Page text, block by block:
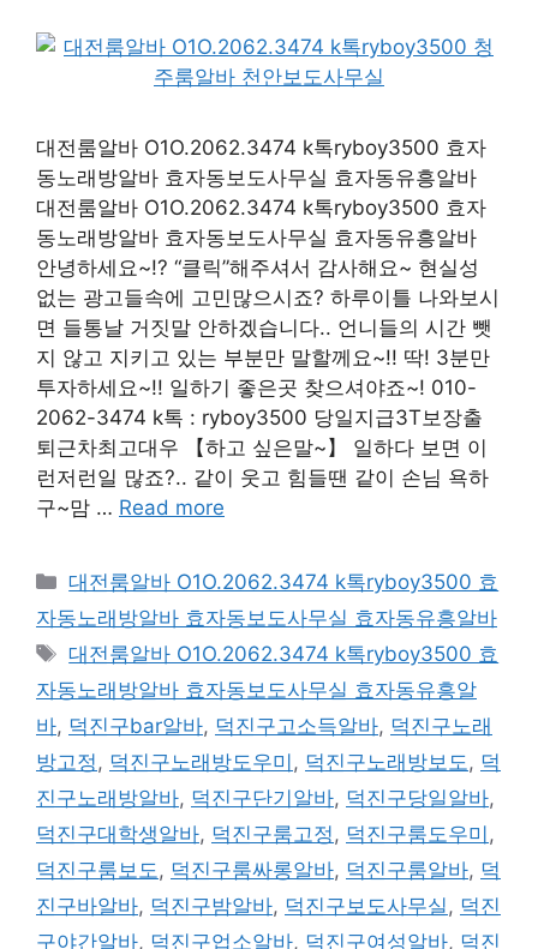
대전룸알바 O1O.2062.3474 k톡ryboy3500 효자
동노래방알바 효자동보도사무실 효자동유흥알바
대전룸알바 O1O.2062.3474 k톡ryboy3500 효자
동노래방알바 효자동보도사무실 효자동유흥알바
안녕하세요~!? “클릭”해주셔서 감사해요~ 현실성
없는 광고들속에 고민많으시죠? 하루이틀 나와보시
면 들통날 거짓말 안하겠습니다.. 언니들의 시간 뺏
지 않고 지키고 있는 부분만 말할께요~!! 딱! 3분만
투자하세요~!! 일하기 좋은곳 찾으셔야죠~! 010-
2062-3474 k톡 : ryboy3500 당일지급3T보장출
퇴근차최고대우 【하고 싶은말~】 일하다 보면 이
런저런일 많죠?.. 같이 웃고 힘들땐 같이 손님 욕하
구~맘 … Read more
카
테
고
리
대전룸알바 O1O.2062.3474 k톡ryboy3500 효
자동노래방알바 효자동보도사무실 효자동유흥알바
태
그
대전룸알바 O1O.2062.3474 k톡ryboy3500 효
자동노래방알바 효자동보도사무실 효자동유흥알
바, 덕진구bar알바, 덕진구고소득알바, 덕진구노래
방고정 , 덕진구노래방도우미 , 덕진구노래방보도 , 덕
진구노래방알바, 덕진구단기알바, 덕진구당일알바,
덕진구대학생알바, 덕진구룸고정 , 덕진구룸도우미 ,
덕진구룸보도 , 덕진구룸싸롱알바, 덕진구룸알바, 덕
진구바알바, 덕진구밤알바, 덕진구보도사무실 , 덕진
구야간알바, 덕진구업소알바, 덕진구여성알바, 덕진